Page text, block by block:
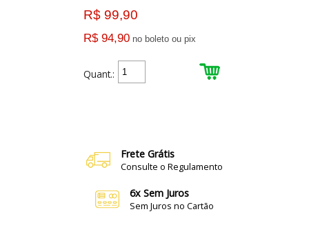
R$ 99,90
R$ 94,90 no boleto ou pix
Quant.:
Frete Grátis
Consulte o Regulamento
6x Sem Juros
Sem Juros no Cartão